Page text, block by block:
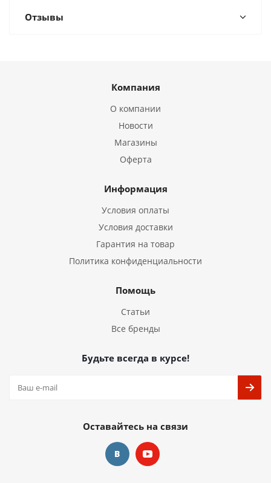
Отзывы
Компания
О компании
Новости
Магазины
Оферта
Информация
Условия оплаты
Условия доставки
Гарантия на товар
Политика конфиденциальности
Помощь
Статьи
Все бренды
Будьте всегда в курсе!
Оставайтесь на связи